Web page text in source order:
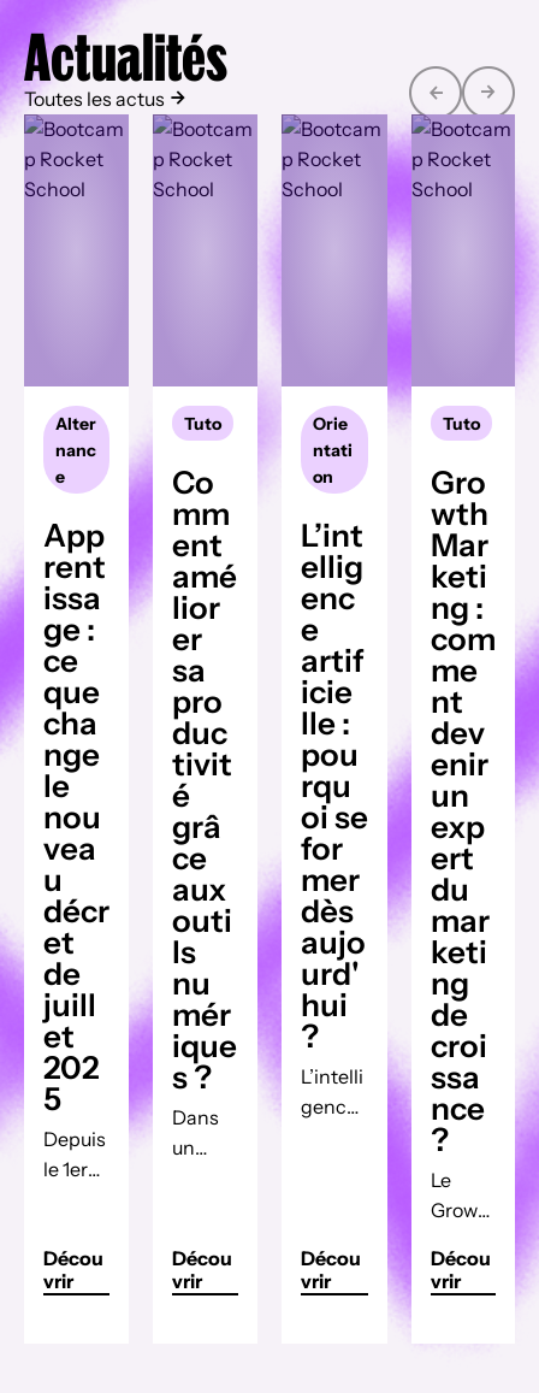
Actualités
Toutes les actus
Alter
nanc
e
App
rent
issa
ge :
ce
que
cha
nge
le
nou
vea
u
décr
et
de
juill
et
202
5
Depuis
le 1er
un
nouvea
Décou
vrir
Tuto
Co
mm
ent
amé
lior
er
sa
pro
duc
tivit
é
grâ
ce
aux
outi
ls
nu
mér
ique
s ?
Dans
un
de plus
en plus
Décou
vrir
Orie
ntati
on
L’int
ellig
enc
e
artif
icie
lle :
pou
rqu
oi se
for
mer
dès
aujo
urd'
hui
?
L’intelli
gence
rme
radical
Décou
vrir
Tuto
Gro
wth
Mar
keti
ng :
com
me
nt
dev
enir
un
exp
ert
du
mar
keti
ng
de
croi
ssa
nce
?
Le
Growt
Market
ing est
Décou
vrir